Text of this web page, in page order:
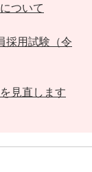
ついて
採用試験（令
見直します